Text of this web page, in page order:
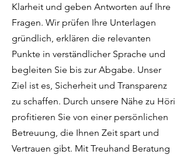
Klarheit und geben Antworten auf Ihre
Fragen. Wir prüfen Ihre Unterlagen
gründlich, erklären die relevanten
Punkte in verständlicher Sprache und
begleiten Sie bis zur Abgabe. Unser
Ziel ist es, Sicherheit und Transparenz
zu schaffen. Durch unsere Nähe zu Höri
profitieren Sie von einer persönlichen
Betreuung, die Ihnen Zeit spart und
Vertrauen gibt. Mit Treuhand Beratung